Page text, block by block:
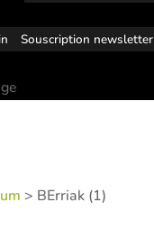
Souscription newsletter
> BErriak (1)